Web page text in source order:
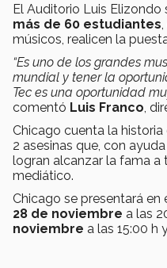
El Auditorio Luis Elizondo
más de 60 estudiantes
músicos, realicen la
“Es uno de los grandes
mundial y tener la
Tec es una oportunidad
comentó Luis Franco ,
Chicago cuenta la historia
2 asesinas que, con
logran alcanzar la fama a
mediático.
Chicago se presentará
28 de noviembre a las
noviembre a las 15:00 h